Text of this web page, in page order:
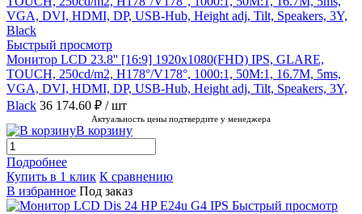
Быстрый просмотр
Монитор LCD 23.8'' [16:9] 1920х1080(FHD) IPS, GLARE,
TOUCH, 250cd/m2, H178°/V178°, 1000:1, 50M:1, 16.7M, 5ms,
VGA, DVI, HDMI, DP, USB-Hub, Height adj, Tilt, Speakers, 3Y,
Black 36 174.60 ₽ / шт
Актуальность цены подтвердите у менеджера
В корзину
Подробнее
Купить в 1 клик К сравнению
В избранное Под заказ
Быстрый просмотр